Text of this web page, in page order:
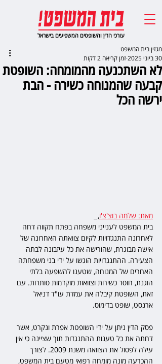
עורכי הדין והשופטים המשפיעים בישראל
לא השתכנעה מהמומחה: השופטת
קבעה שהמנוחה כשירה - הבת
ירשה הכל
מגזין בית המשפט
30 ביוני 2025
זמן קריאה 2 דקות
מאת: שלמה בוצ'צ'ו,
בית המשפט לענייני משפחה בפתח תקווה דחה
לאחרונה התנגדויות לקיום צוואתה האחרונה של
אישה מבוגרת, שהורישה את כל עיזבונה לבתה
הצעירה. ההתנגדויות הוגשו על ידי בני משפחתה
האחרים של המנוחה, שטענו להשפעה בלתי
הוגנת, חוסר כשירות וצוואות מוקדמות סותרות. עם
זאת, השופטת קיבלה את עמדת עו"ד דניאל
ארנסט, שופט בדימוס.
פסק הדין ניתן על ידי השופטת אפרת ונקרט, אשר
דחתה את כל טענות ההתנגדות תוך שציינה כי אין
עילה לפסול את הצוואה משנת 2009. לצורך
ההכרעה מונה מומחה רפואי מטעם בית המשפט,